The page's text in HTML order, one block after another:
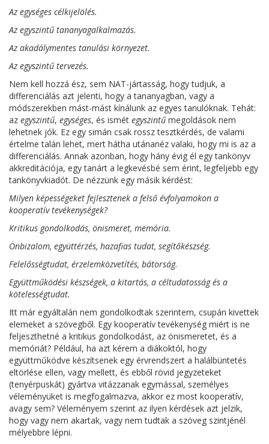
Az egységes célkijelölés.
Az egyszintű tananyagalkalmazás.
Az akadálymentes tanulási környezet.
Az egyszintű tervezés.
Nem kell hozzá ész, sem NAT-jártasság, hogy tudjuk, a
differenciálás azt jelenti, hogy a tananyagban, vagy a
módszerekben mást-mást kínálunk az egyes tanulóknak. Tehát:
az egyszintű, egységes, és ismét egyszintűmegoldások nem
lehetnek jók. Ez egy simán csak rossz tesztkérdés, de valami
értelme talán lehet, mert hátha utánanéz valaki, hogy mi is az a
differenciálás. Annak azonban, hogy hány évig él egy tankönyv
akkreditációja, egy tanárt a legkevésbé sem érint, legfeljebb egy
tankönyvkiadót. De nézzünk egy másik kérdést:
Milyen képességeket fejlesztenek a felső évfolyamokon a
kooperatív tevékenységek?
Kritikus gondolkodás, önismeret, memória.
Önbizalom, együttérzés, hazafias tudat, segítőkészség.
Felelősségtudat, érzelemközvetítés, bátorság.
Együttműködési készségek, a kitartás, a céltudatosság és a
kötelességtudat.
Itt már egyáltalán nem gondolkodtak szerintem, csupán kivettek
elemeket a szövegből. Egy kooperatív tevékenység miért is ne
feljeszthetné a kritikus gondolkodást, az önismeretet, és a
memóriát? Például, ha azt kérem a diákoktól, hogy
együttműködve készítsenek egy érvrendszert a halálbüntetés
eltörlése ellen, vagy mellett, és ebből rövid jegyzeteket
(tenyérpuskát) gyártva vitázzanak egymással, személyes
véleményüket is megfogalmazva, akkor ez most kooperatív,
avagy sem? Véleményem szerint az ilyen kérdések azt jelzik,
hogy vagy nem akartak, vagy nem tudtak a szöveg szintjénél
mélyebbre lépni.